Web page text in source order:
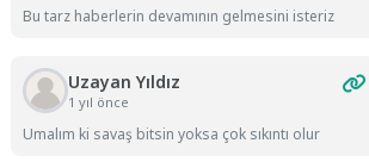
Bu tarz haberlerin devamının gelmesini isteriz
Uzayan Yıldız
1 yıl önce
Umalım ki savaş bitsin yoksa çok sıkıntı olur